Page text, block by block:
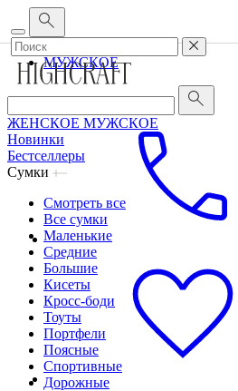
Корпоративным клиентам
ЖЕНСКОЕ
МУЖСКОЕ
ЖЕНСКОЕ МУЖСКОЕ
Новинки
Бестселлеры
Сумки
Смотреть все
Все сумки
Маленькие
Средние
Большие
Кисеты
Кросс-боди
Тоуты
Портфели
Поясные
Спортивные
Дорожные